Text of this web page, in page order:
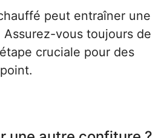
peut entraîner une
Assurez-vous toujours de
cruciale pour des